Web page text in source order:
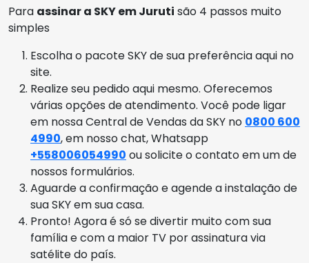
Para assinar a SKY em Juruti são 4 passos muito
simples
Escolha o pacote SKY de sua preferência aqui no
site.
Realize seu pedido aqui mesmo. Oferecemos
várias opções de atendimento. Você pode ligar
em nossa Central de Vendas da SKY no 0800 600
4990, em nosso chat, Whatsapp
+558006054990 ou solicite o contato em um de
nossos formulários.
Aguarde a confirmação e agende a instalação de
sua SKY em sua casa.
Pronto! Agora é só se divertir muito com sua
família e com a maior TV por assinatura via
satélite do país.